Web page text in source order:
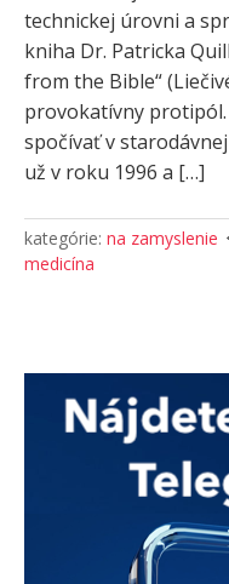
technickej úrovni a
kniha Dr. Patricka
from the Bible“
provokatívny
spočívať v
už v roku 1996 a […]
kategórie: na zamyslenie
medicína